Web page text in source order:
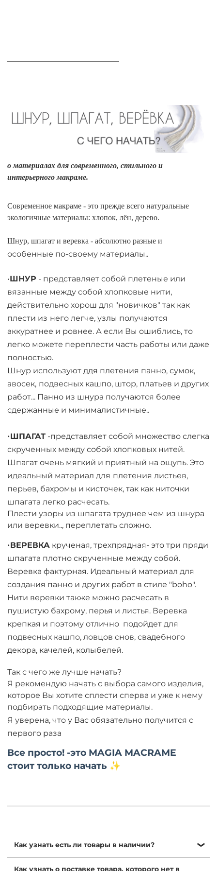
о материалах для современного, стильного и
интерьерного макраме.
Современное макраме - это прежде всего натуральные
экологичные материалы: хлопок, лён, дерево.
Шнур, шпагат и веревка - абсолютно разные и
особенные по-своему материалы..
•ШНУР - представляет собой плетеные или
вязанные между собой хлопковые нити,
действительно хорош для "новичков" так как
плести из него легче, узлы получаются
аккуратнее и ровнее. А если Вы ошиблись, то
легко можете переплести часть работы или даже
полностью.
Шнур используют ддя плетения панно, сумок,
авосек, подвесных кашпо, штор, платьев и других
работ... Панно из шнура получаются более
сдержанные и минималистичные..
•ШПАГАТ -представляет собой множество слегка
скрученных между собой хлопковых нитей.
Шпагат очень мягкий и приятный на ощупь. Это
идеальный материал для плетения листьев,
перьев, бахромы и кисточек, так как ниточки
шпагата легко расчесать.
Плести узоры из шпагата труднее чем из шнура
или веревки.., переплетать сложно.
•ВЕРЕВКА крученая, трехпрядная- это три пряди
шпагата плотно скрученные между собой.
Веревка фактурная. Идеальный материал для
создания панно и других работ в стиле "boho".
Нити веревки также можно расчесать в
пушистую бахрому, перья и листья. Веревка
крепкая и поэтому отлично подойдет для
подвесных кашпо, ловцов снов, свадебного
декора, качелей, колыбелей.
Так с чего же лучше начать?
Я рекомендую начать с выбора самого изделия,
которое Вы хотите сплести сперва и уже к нему
подбирать подходящие материалы.
Я уверена, что у Вас обязательно получится с
первого раза
Все просто! -это MAGIA MACRAME
стоит только начать ✨
Как узнать о поставке товара, которого нет в